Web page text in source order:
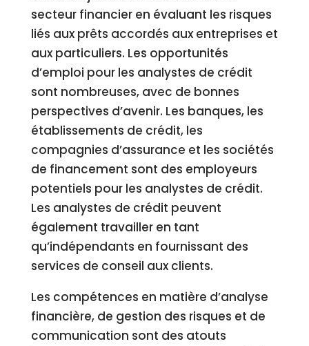
secteur financier en évaluant les risques
liés aux prêts accordés aux entreprises et
aux particuliers. Les opportunités
d’emploi pour les analystes de crédit
sont nombreuses, avec de bonnes
perspectives d’avenir. Les banques, les
établissements de crédit, les
compagnies d’assurance et les sociétés
de financement sont des employeurs
potentiels pour les analystes de crédit.
Les analystes de crédit peuvent
également travailler en tant
qu’indépendants en fournissant des
services de conseil aux clients.
Les compétences en matière d’analyse
financière, de gestion des risques et de
communication sont des atouts